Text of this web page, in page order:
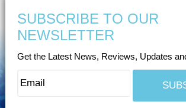
SUBSCRIBE TO OUR
NEWSLETTER
Get the Latest News, Reviews, Updates